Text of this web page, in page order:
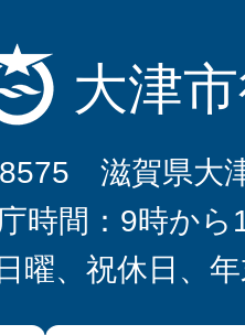
大津
滋賀県大
時間：9時から
曜、祝休日、